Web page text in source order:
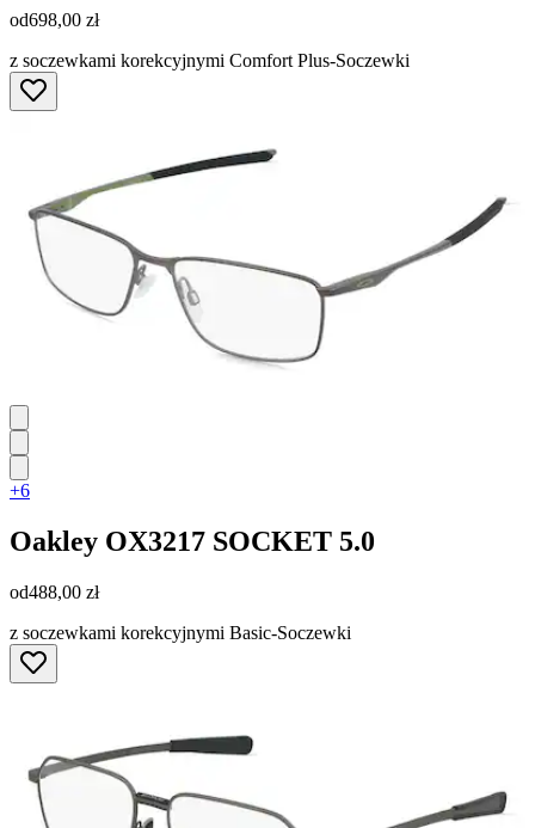
od698,00 zł
z soczewkami korekcyjnymi Comfort Plus-Soczewki
+6
Oakley OX3217 SOCKET 5.0
od488,00 zł
z soczewkami korekcyjnymi Basic-Soczewki